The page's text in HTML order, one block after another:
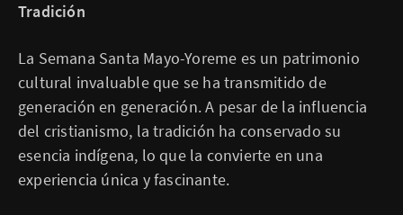
Tradición
La Semana Santa Mayo-Yoreme es un patrimonio
cultural invaluable que se ha transmitido de
generación en generación. A pesar de la influencia
del cristianismo, la tradición ha conservado su
esencia indígena, lo que la convierte en una
experiencia única y fascinante.